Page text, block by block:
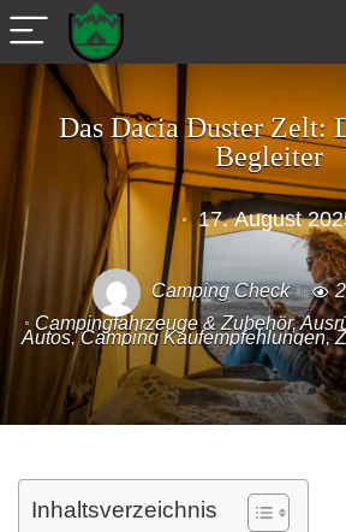
Das Dacia Duster Zelt:
Begleiter
17. August
Camping Check
Campingfahrzeuge & Zubehör,
Autos,Camping Kaufempfehlungen,
Inhaltsverzeichnis